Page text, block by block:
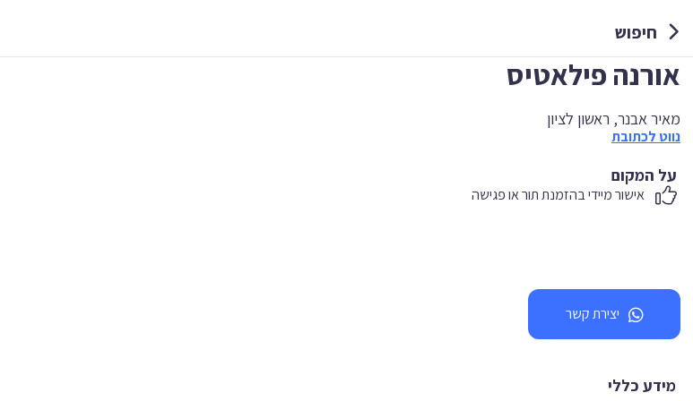
חיפוש
אורנה פילאטיס
מאיר אבנר, ראשון לציון
נווט לכתובת
על המקום
אישור מיידי בהזמנת תור או פגישה
יצירת קשר
מידע כללי